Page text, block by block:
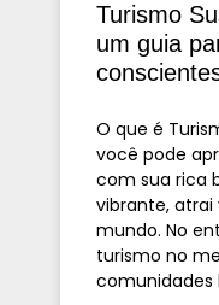
Turismo
um guia
O que é
você pode
com sua rica
vibrante,
mundo. No
turismo no
comunidades